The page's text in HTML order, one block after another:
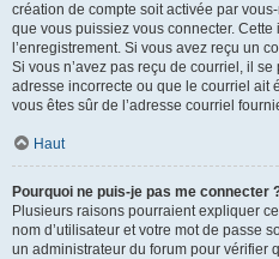
création de compte soit activée par
que vous puissiez vous connecter.
l’enregistrement. Si vous avez reçu un
Si vous n’avez pas reçu de courriel, il
adresse incorrecte ou que le courriel ait
vous êtes sûr de l’adresse courriel
Haut
Pourquoi ne puis-je pas me connecter
Plusieurs raisons pourraient expliquer
nom d’utilisateur et votre mot de passe
un administrateur du forum pour vérifier